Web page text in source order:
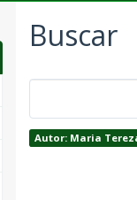
Buscar
Autor: Maria